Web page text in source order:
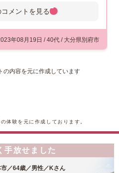
らのコメント
にお住まいのお客様よりご
け、ニコンの『D3300』
ニコンの初心者向けモデ
、撮影に影響する傷や汚
した。今回はこうした状
も安定した需要が見込め
を付けさせていただきま
んをご利用いただき、あ
メントを 見る
年08月19日 / 40代 / 大分県別府市
の内容を元に作成しています
体験を元に作成しております。
手放せました
／64歳／男性／Kさん